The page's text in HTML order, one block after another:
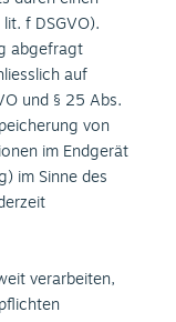
f DSGVO).
abgefragt
auf
und § 25 Abs.
von
im Endgerät
im Sinne des
verarbeiten,